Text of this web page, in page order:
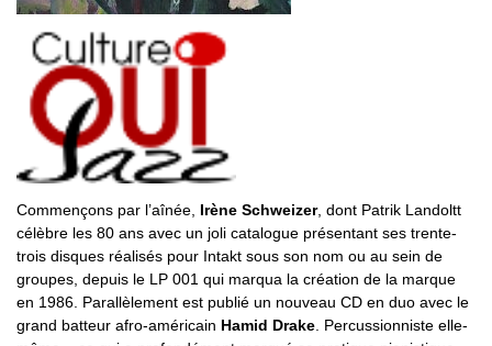
Commençons par l’aînée, Irène Schweizer, dont Patrik Landoltt
célèbre les 80 ans avec un joli catalogue présentant ses trente-
trois disques réalisés pour Intakt sous son nom ou au sein de
groupes, depuis le LP 001 qui marqua la création de la marque
en 1986. Parallèlement est publié un nouveau CD en duo avec le
grand batteur afro-américain Hamid Drake . Percussionniste elle-